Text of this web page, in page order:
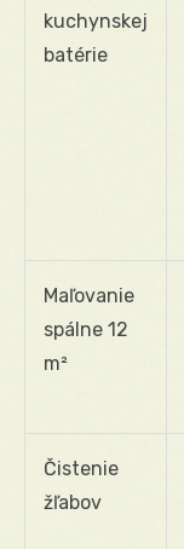
kuchynskej
batérie
Maľovanie
spálne 12
m²
Čistenie
žľabov